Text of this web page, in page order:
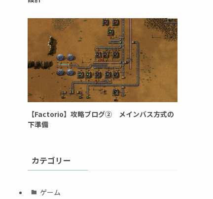
【Factorio】攻略ブログ② メインバス方式の
下準備
カテゴリー
ゲーム